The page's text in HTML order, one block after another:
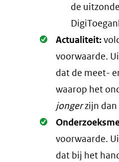
de
Oké.
Actualiteit:
voorwaarde.
dat de meet-
waarop het
jongerzijn dan
Oké.
voorwaarde.
dat bij het